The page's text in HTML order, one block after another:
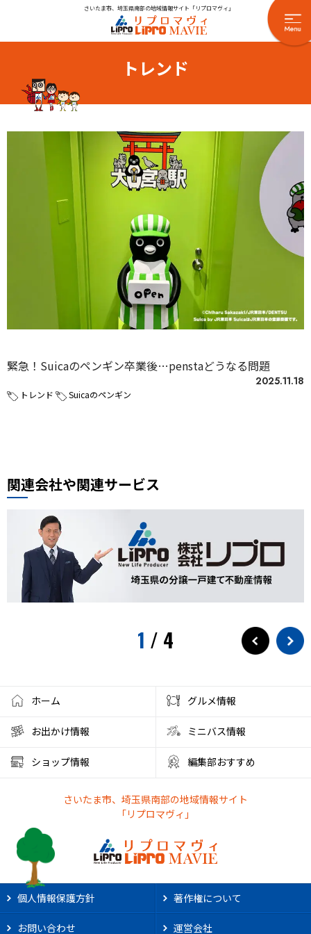
さいたま市、埼玉県南部の地域情報サイト「リプロマヴィ」
トレンド
緊急！Suicaのペンギン卒業後…penstaどうなる問題
2025.11.18
トレンド Suicaのペンギン
関連会社や関連サービス
1 / 4
ホーム グルメ情報
お出かけ情報 ミニバス情報
ショップ情報 編集部おすすめ
さいたま市、埼玉県南部の地域情報サイト
「リプロマヴィ」
個人情報保護方針 著作権について
お問い合わせ 運営会社